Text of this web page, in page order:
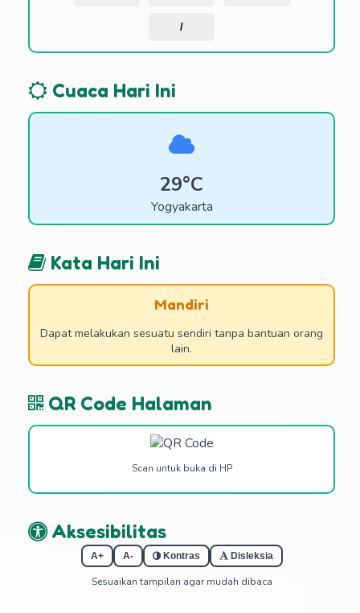
/
Cuaca Hari Ini
29°C
Yogyakarta
Kata Hari Ini
Mandiri
Dapat melakukan sesuatu sendiri tanpa bantuan orang
lain.
QR Code Halaman
Scan untuk buka di HP
Aksesibilitas
A+ A- Kontras Disleksia
Sesuaikan tampilan agar mudah dibaca